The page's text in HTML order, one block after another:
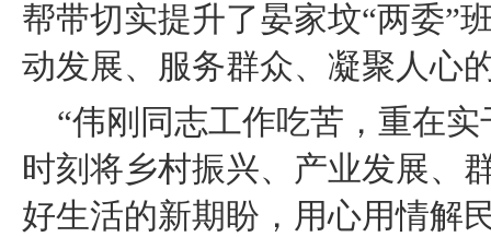
帮带切实提升了晏家坟“两委”
动发展、服务群众、凝聚人心
“伟刚同志工作吃苦，重在
时刻将乡村振兴、产业发展、
好生活的新期盼，用心用情解